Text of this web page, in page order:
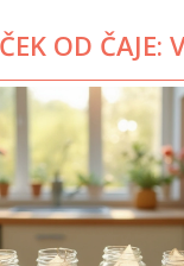
OD ČAJE: